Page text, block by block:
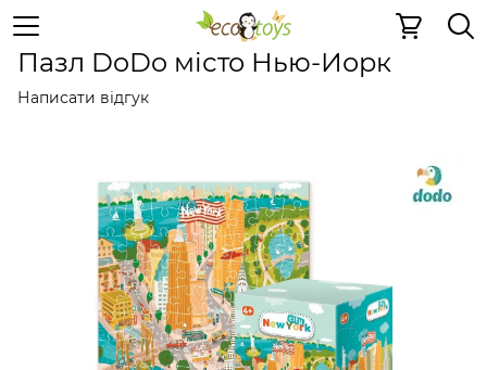
Картонні 2D пазли Картонні 2D пазли
Пазл DoDo місто Нью-Йорк
Написати відгук